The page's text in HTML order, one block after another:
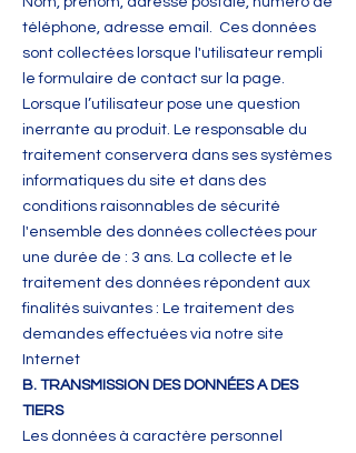
téléphone, adresse email. Ces données
sont collectées lorsque l'utilisateur rempli
le formulaire de contact sur la page.
Lorsque l’utilisateur pose une question
inerrante au produit. Le responsable du
traitement conservera dans ses systèmes
informatiques du site et dans des
conditions raisonnables de sécurité
l'ensemble des données collectées pour
une durée de : 3 ans. La collecte et le
traitement des données répondent aux
finalités suivantes : Le traitement des
demandes effectuées via notre site
Internet
B. TRANSMISSION DES DONNÉES A DES
TIERS
Les données à caractère personnel